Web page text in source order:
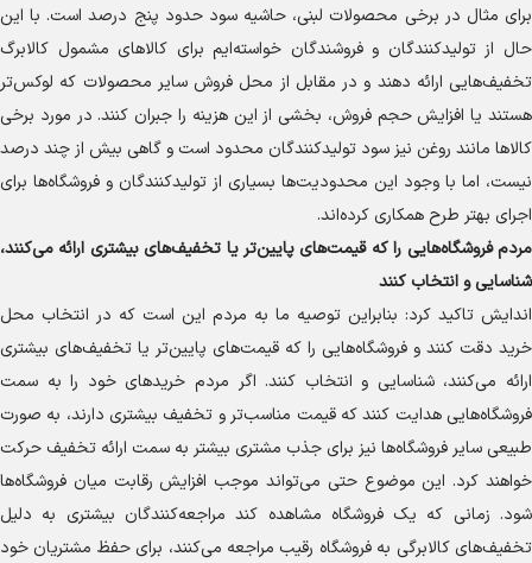
برای مثال در برخی محصولات لبنی، حاشیه سود حدود پنج درصد است. با این
حال از تولیدکنندگان و فروشندگان خواسته‌ایم برای کالا‌های مشمول کالابرگ
تخفیف‌هایی ارائه دهند و در مقابل از محل فروش سایر محصولات که لوکس‌تر
هستند یا افزایش حجم فروش، بخشی از این هزینه را جبران کنند. در مورد برخی
کالا‌ها مانند روغن نیز سود تولیدکنندگان محدود است و گاهی بیش از چند درصد
نیست، اما با وجود این محدودیت‌ها بسیاری از تولیدکنندگان و فروشگاه‌ها برای
اجرای بهتر طرح همکاری کرده‌اند.
مردم فروشگاه‌هایی را که قیمت‌های پایین‌تر یا تخفیف‌های بیشتری ارائه می‌کنند،
شناسایی و انتخاب کنند
اندایش تاکید کرد: بنابراین توصیه ما به مردم این است که در انتخاب محل
خرید دقت کنند و فروشگاه‌هایی را که قیمت‌های پایین‌تر یا تخفیف‌های بیشتری
ارائه می‌کنند، شناسایی و انتخاب کنند. اگر مردم خرید‌های خود را به سمت
فروشگاه‌هایی هدایت کنند که قیمت مناسب‌تر و تخفیف بیشتری دارند، به صورت
طبیعی سایر فروشگاه‌ها نیز برای جذب مشتری بیشتر به سمت ارائه تخفیف حرکت
خواهند کرد. این موضوع حتی می‌تواند موجب افزایش رقابت میان فروشگاه‌ها
شود. زمانی که یک فروشگاه مشاهده کند مراجعه‌کنندگان بیشتری به دلیل
تخفیف‌های کالابرگی به فروشگاه رقیب مراجعه می‌کنند، برای حفظ مشتریان خود